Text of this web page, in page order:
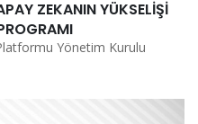
ZEKANIN YÜKSELİŞİ
Yönetim Kurulu